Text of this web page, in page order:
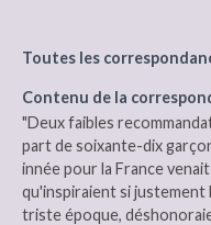
Toutes les
Contenu de la
"Deux faibles
part de soixante-dix
innée pour la France
qu'inspiraient si justement
triste époque,